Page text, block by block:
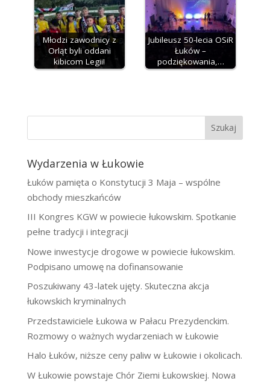
Młodzi zawodnicy z
Orląt byli oddani
kibicom Legii!
Jubileusz 50-lecia OSiR
Łuków –
podziękowania,…
Szukaj
Wydarzenia w Łukowie
Łuków pamięta o Konstytucji 3 Maja – wspólne
obchody mieszkańców
III Kongres KGW w powiecie łukowskim. Spotkanie
pełne tradycji i integracji
Nowe inwestycje drogowe w powiecie łukowskim.
Podpisano umowę na dofinansowanie
Poszukiwany 43-latek ujęty. Skuteczna akcja
łukowskich kryminalnych
Przedstawiciele Łukowa w Pałacu Prezydenckim.
Rozmowy o ważnych wydarzeniach w Łukowie
Halo Łuków, niższe ceny paliw w Łukowie i okolicach.
W Łukowie powstaje Chór Ziemi Łukowskiej. Nowa